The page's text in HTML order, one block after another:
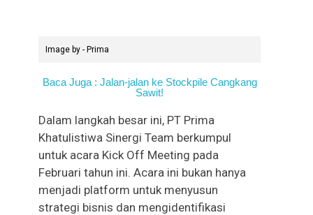
Image by - Prima
Baca Juga : Jalan-jalan ke Stockpile Cangkang
Sawit!
Dalam langkah besar ini, PT Prima
Khatulistiwa Sinergi Team berkumpul
untuk acara Kick Off Meeting pada
Februari tahun ini. Acara ini bukan hanya
menjadi platform untuk menyusun
strategi bisnis dan mengidentifikasi